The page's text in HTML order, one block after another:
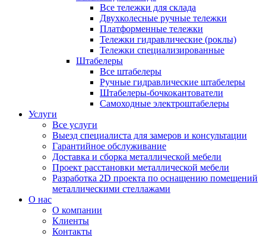
Все тележки для склада
Двухколесные ручные тележки
Платформенные тележки
Тележки гидравлические (роклы)
Тележки специализированные
Штабелеры
Все штабелеры
Ручные гидравлические штабелеры
Штабелеры-бочкокантователи
Самоходные электроштабелеры
Услуги
Все услуги
Выезд специалиста для замеров и консультации
Гарантийное обслуживание
Доставка и сборка металлической мебели
Проект расстановки металлической мебели
Разработка 2D проекта по оснащению помещений
металлическими стеллажами
О нас
О компании
Клиенты
Контакты